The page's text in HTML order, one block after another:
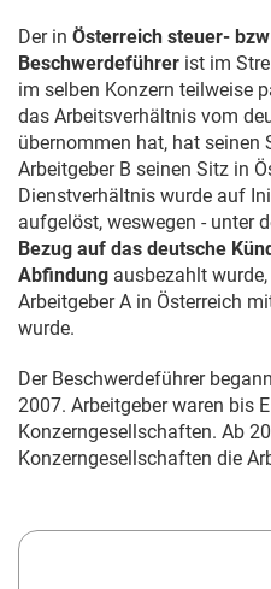
Der in Österreich steuer-
Beschwerdeführer ist im
im selben Konzern teilweise
das Arbeitsverhältnis vom
übernommen hat, hat seinen
Arbeitgeber B seinen Sitz in
Dienstverhältnis wurde auf
aufgelöst, weswegen - unter
Bezug auf das deutsche
Abfindung ausbezahlt
Arbeitgeber A in Österreich
wurde.
Der Beschwerdeführer
2007. Arbeitgeber waren bis
Konzerngesellschaften. Ab
Konzerngesellschaften die